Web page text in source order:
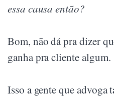
essa causa então?
Bom, não dá pra dizer
ganha pra cliente algum.
Isso a gente que advoga